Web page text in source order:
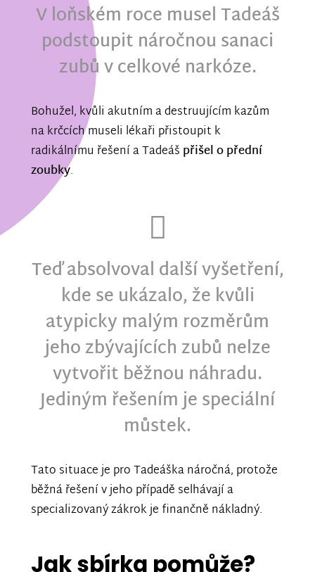
V loňském roce musel Tadeáš
podstoupit náročnou sanaci
zubů v celkové narkóze.
Bohužel, kvůli akutním a destruujícím kazům
na krčcích museli lékaři přistoupit k
radikálnímu řešení a Tadeáš přišel o přední
zoubky.
Teď absolvoval další vyšetření,
kde se ukázalo, že kvůli
atypicky malým rozměrům
jeho zbývajících zubů nelze
vytvořit běžnou náhradu.
Jediným řešením je speciální
můstek.
Tato situace je pro Tadeáška náročná, protože
běžná řešení v jeho případě selhávají a
specializovaný zákrok je finančně nákladný.
Jak sbírka pomůže?